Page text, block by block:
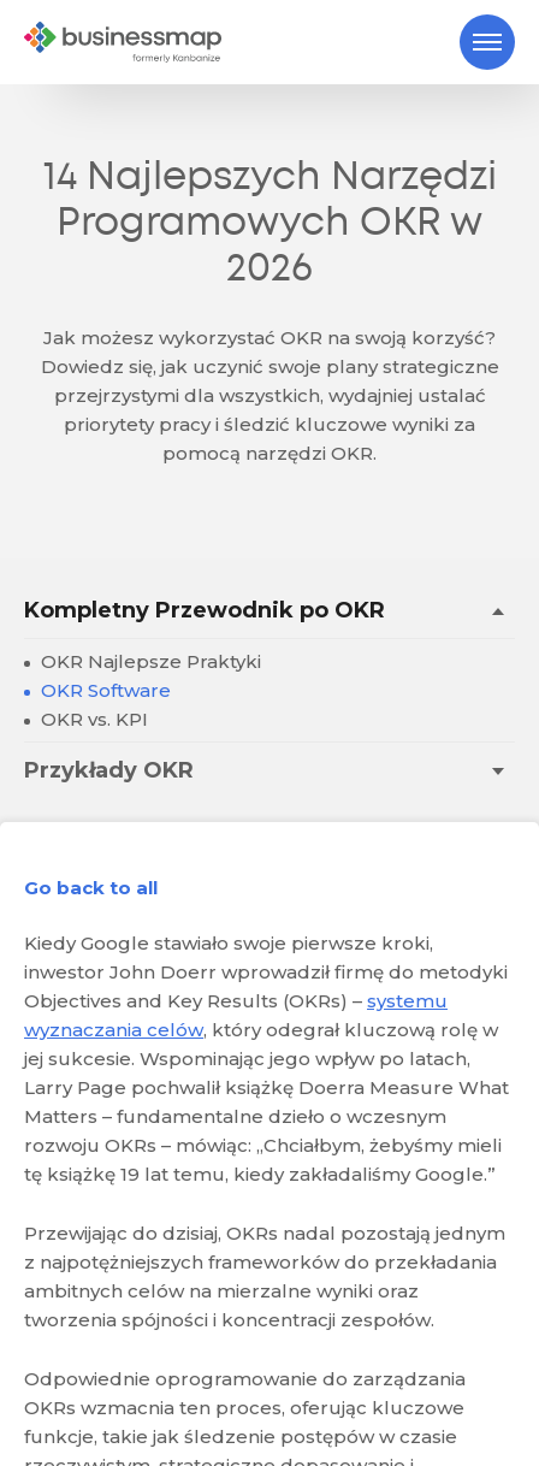
14 Najlepszych Narzędzi
Programowych OKR w
2026
Jak możesz wykorzystać OKR na swoją korzyść?
Dowiedz się, jak uczynić swoje plany strategiczne
przejrzystymi dla wszystkich, wydajniej ustalać
priorytety pracy i śledzić kluczowe wyniki za
pomocą narzędzi OKR.
Kompletny Przewodnik po OKR
OKR Najlepsze Praktyki
OKR Software
OKR vs. KPI
Przykłady OKR
Go back to all
Kiedy Google stawiało swoje pierwsze kroki,
inwestor John Doerr wprowadził firmę do metodyki
Objectives and Key Results (OKRs) – systemu
wyznaczania celów, który odegrał kluczową rolę w
jej sukcesie. Wspominając jego wpływ po latach,
Larry Page pochwalił książkę Doerra Measure What
Matters – fundamentalne dzieło o wczesnym
rozwoju OKRs – mówiąc: „Chciałbym, żebyśmy mieli
tę książkę 19 lat temu, kiedy zakładaliśmy Google.”
Przewijając do dzisiaj, OKRs nadal pozostają jednym
z najpotężniejszych frameworków do przekładania
ambitnych celów na mierzalne wyniki oraz
tworzenia spójności i koncentracji zespołów.
Odpowiednie oprogramowanie do zarządzania
OKRs wzmacnia ten proces, oferując kluczowe
funkcje, takie jak śledzenie postępów w czasie